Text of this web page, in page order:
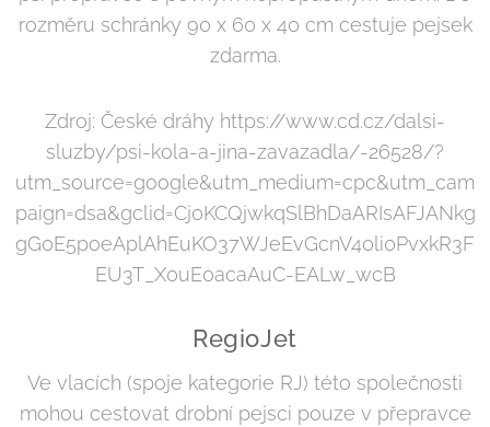
rozměru schránky 90 x 60 x 40 cm cestuje pejsek
zdarma.
Zdroj: České dráhy https://www.cd.cz/dalsi-
sluzby/psi-kola-a-jina-zavazadla/-26528/?
utm_source=google&utm_medium=cpc&utm_cam
paign=dsa&gclid=Cj0KCQjwkqSlBhDaARIsAFJANkg
gG0E5poeAplAhEuKO37WJeEvGcnV40li0PvxkR3F
EU3T_X0uE0acaAuC-EALw_wcB
RegioJet
Ve vlacích (spoje kategorie RJ) této společnosti
mohou cestovat drobní pejsci pouze v přepravce